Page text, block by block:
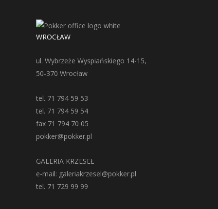
WROCŁAW
ul. Wybrzeże Wyspiańskiego 14-15,
50-370 Wrocław
tel. 71 794 59 53
tel. 71 794 59 54
fax 71 794 70 05
pokker@pokker.pl
GALERIA KRZESEŁ
e-mail: galeriakrzesel@pokker.pl
tel. 71 729 99 99